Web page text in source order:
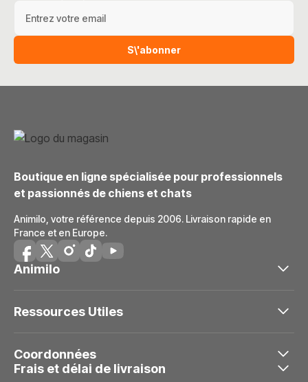
S\'abonner
Boutique en ligne spécialisée pour professionnels
et passionnés de chiens et chats
Animilo, votre référence depuis 2006. Livraison rapide en
France et en Europe.
Animilo
Ressources Utiles
Coordonnées
Frais et délai de livraison